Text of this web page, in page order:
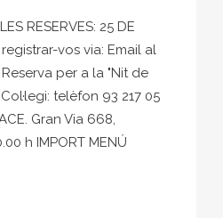
RESERVES: 25 DE
vos via: Email al
per a la "Nit de
telèfon 93 217 05
Gran Via 668,
h IMPORT MENÚ